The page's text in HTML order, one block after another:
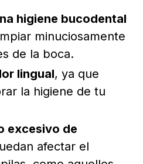
higiene bucodental
minuciosamente
de la boca.
lingual, ya que
la higiene de tu
excesivo de
afectar el